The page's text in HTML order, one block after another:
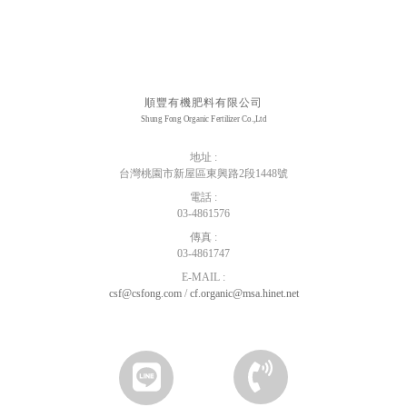
順豐有機肥料有限公司
Shung Fong Organic Fertilizer Co.,Ltd
地址 :
台灣桃園市新屋區東興路2段1448號
電話 :
03-4861576
傳真 :
03-4861747
E-MAIL :
csf@csfong.com/ cf.organic@msa.hinet.net